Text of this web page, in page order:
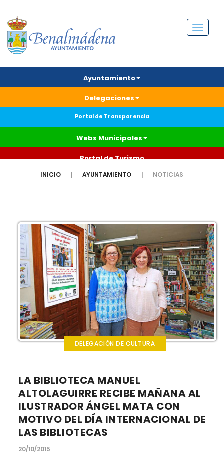
Menú
Ayuntamiento
Delegaciones
Portal de Transparencia
Webs Municipales
Portal de Turismo
INICIO AYUNTAMIENTO NOTICIAS
DELEGACIÓN DE CULTURA
LA BIBLIOTECA MANUEL
ALTOLAGUIRRE RECIBE MAÑANA AL
ILUSTRADOR ÁNGEL MATA CON
MOTIVO DEL DÍA INTERNACIONAL DE
LAS BIBLIOTECAS
20/10/2015